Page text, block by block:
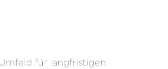
für langfristigen